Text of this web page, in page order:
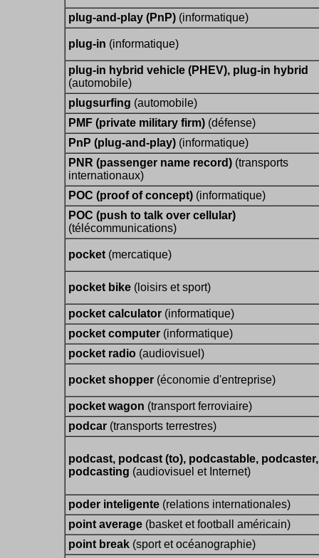
plug-and-play (PnP) (informatique)
plug-in (informatique)
plug-in hybrid vehicle (PHEV), plug-in hybrid
(automobile)
plugsurfing (automobile)
PMF (private military firm) (défense)
PnP (plug-and-play) (informatique)
PNR (passenger name record) (transports
internationaux)
POC (proof of concept) (informatique)
POC (push to talk over cellular)
(télécommunications)
pocket (mercatique)
pocket bike (loisirs et sport)
pocket calculator (informatique)
pocket computer (informatique)
pocket radio (audiovisuel)
pocket shopper (économie d'entreprise)
pocket wagon (transport ferroviaire)
podcar (transports terrestres)
podcast, podcast (to), podcastable, podcaster,
podcasting (audiovisuel et Internet)
poder inteligente (relations internationales)
point average (basket et football américain)
point break (sport et océanographie)